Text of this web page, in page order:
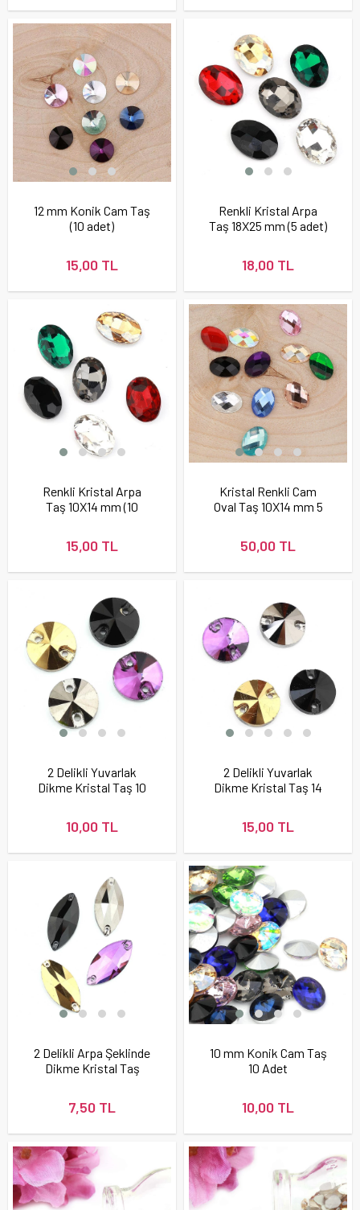
12 mm Konik Cam Taş
(10 adet)
15,00 TL
Renkli Kristal Arpa
Taş 18X25 mm (5 adet)
18,00 TL
Renkli Kristal Arpa
Taş 10X14 mm (10
15,00 TL
Kristal Renkli Cam
Oval Taş 10X14 mm 5
50,00 TL
2 Delikli Yuvarlak
Dikme Kristal Taş 10
10,00 TL
2 Delikli Yuvarlak
Dikme Kristal Taş 14
15,00 TL
2 Delikli Arpa Şeklinde
Dikme Kristal Taş
7,50 TL
10 mm Konik Cam Taş
10 Adet
10,00 TL